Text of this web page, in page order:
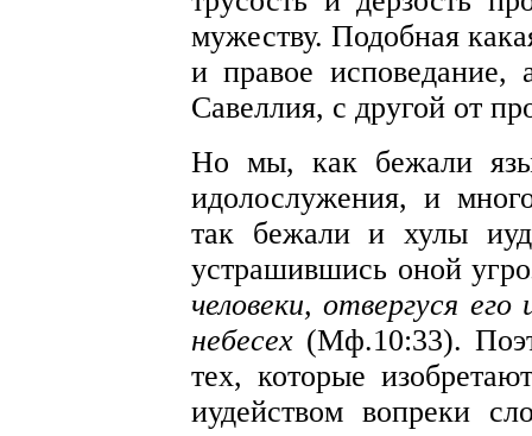
мужеству. Подобная
и правое
Савеллия, с другой от
Но мы, как бежали
идолослужения, и
так бежали и хулы
устрашившись оной
человеки, отвергуся
небесех (Мф.10:33).
тех, которые
иудейством вопреки